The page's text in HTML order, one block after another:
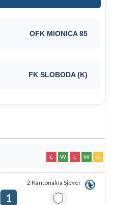
OFK MIONICA 85
FK SLOBODA (K)
L W L W D
2 Kantonalna Sjever
1